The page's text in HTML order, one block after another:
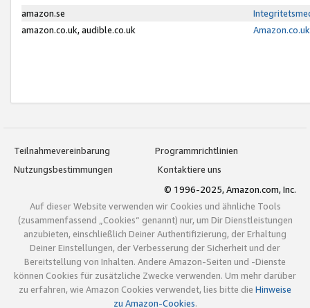
amazon.se
amazon.co.uk, audible.co.uk
Teilnahmevereinbarung
Programmrichtlinien
Nutzungsbestimmungen
Kontaktiere uns
© 1996-2025, Amazon.com, Inc.
Auf dieser Website verwenden wir Cookies und ähnliche Tools
(zusammenfassend „Cookies“ genannt) nur, um Dir Dienstleistungen
anzubieten, einschließlich Deiner Authentifizierung, der Erhaltung
Deiner Einstellungen, der Verbesserung der Sicherheit und der
Bereitstellung von Inhalten. Andere Amazon-Seiten und -Dienste
können Cookies für zusätzliche Zwecke verwenden. Um mehr darüber
zu erfahren, wie Amazon Cookies verwendet, lies bitte die Hinweise
zu Amazon-Cookies.